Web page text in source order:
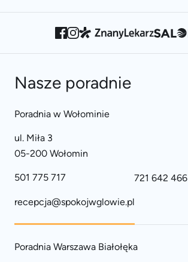
Nasze poradnie
Poradnia w Wołominie
ul. Miła 3
05-200 Wołomin
501 775 717 721 642 466
recepcja@spokojwglowie.pl
Poradnia Warszawa Białołęka